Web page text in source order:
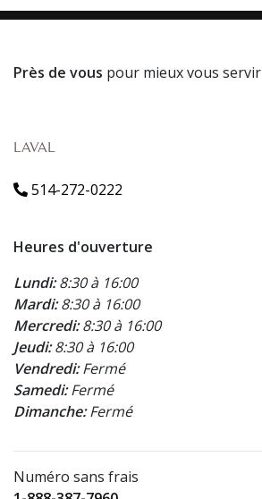
Près de vous pour mieux vous servir
LAVAL
514-272-0222
Heures d'ouverture
Lundi:8:30 à 16:00
Mardi:8:30 à 16:00
Mercredi:8:30 à 16:00
Jeudi:8:30 à 16:00
Vendredi:Fermé
Samedi:Fermé
Dimanche:Fermé
Numéro sans frais